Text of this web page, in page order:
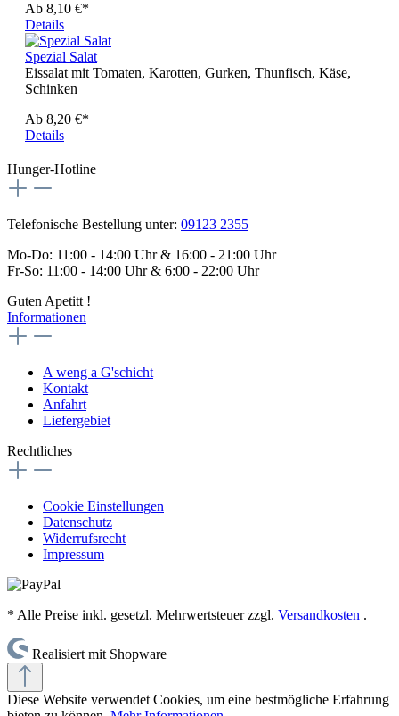
Ab 8,10 €*
Details
Spezial Salat
Eissalat mit Tomaten, Karotten, Gurken, Thunfisch, Käse,
Schinken
Ab 8,20 €*
Details
Hunger-Hotline
Telefonische Bestellung unter: 09123 2355
Mo-Do: 11:00 - 14:00 Uhr & 16:00 - 21:00 Uhr
Fr-So: 11:00 - 14:00 Uhr & 6:00 - 22:00 Uhr
Guten Apetitt !
Informationen
A weng a G'schicht
Kontakt
Anfahrt
Liefergebiet
Rechtliches
Cookie Einstellungen
Datenschutz
Widerrufsrecht
Impressum
* Alle Preise inkl. gesetzl. Mehrwertsteuer zzgl. Versandkosten .
Realisiert mit Shopware
Diese Website verwendet Cookies, um eine bestmögliche Erfahrung